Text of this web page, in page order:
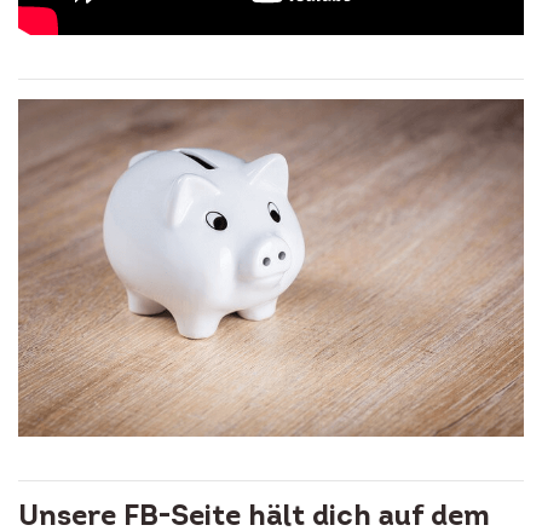
Unsere FB-Seite hält dich auf dem